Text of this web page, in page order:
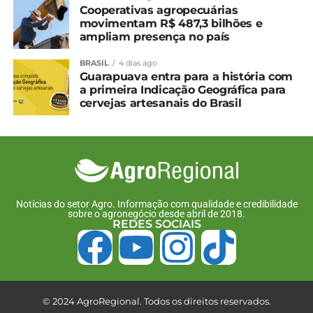
*Seab
Compartilhe isso:
Facebook 18+
Produtores se unem para
retomar plantio de
algodão no Paraná
1 de abril, 2025
Cidade do Paraná recebe
IG para ponkan
30 de julho, 2025
Em "Paraná"
Produção de búfalos
contribuiu com R$ 39,7
Paraná em 2022
Cooperativas agropecuárias
movimentam R$ 487,3 bilhões e
ampliam presença no país
BRASIL 4 dias ago
Guarapuava entra para a história com
a primeira Indicação Geográfica para
cervejas artesanais do Brasil
Notícias do setor Agro. Informação com qualidade e credibilidade
sobre o agronegócio desde abril de 2018.
REDES SOCIAIS
© 2024 AgroRegional. Todos os direitos reservados.